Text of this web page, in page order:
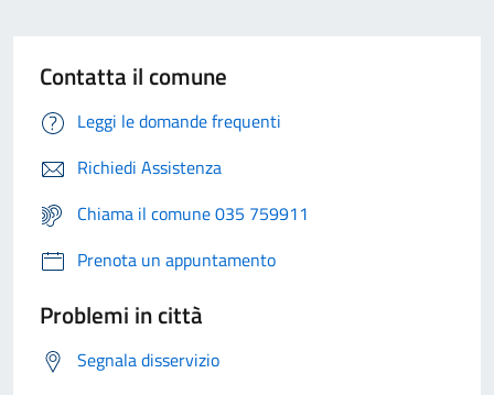
Contatta il comune
Leggi le domande frequenti
Richiedi Assistenza
Chiama il comune 035 759911
Prenota un appuntamento
Problemi in città
Segnala disservizio